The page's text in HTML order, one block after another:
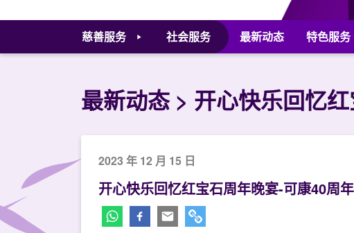
慈善服务 社会服务 最新动态 特色服务
最新动态 开心快乐回忆
2023 年 12 月 15 日
开心快乐回忆红宝石周年晚宴-可康40周